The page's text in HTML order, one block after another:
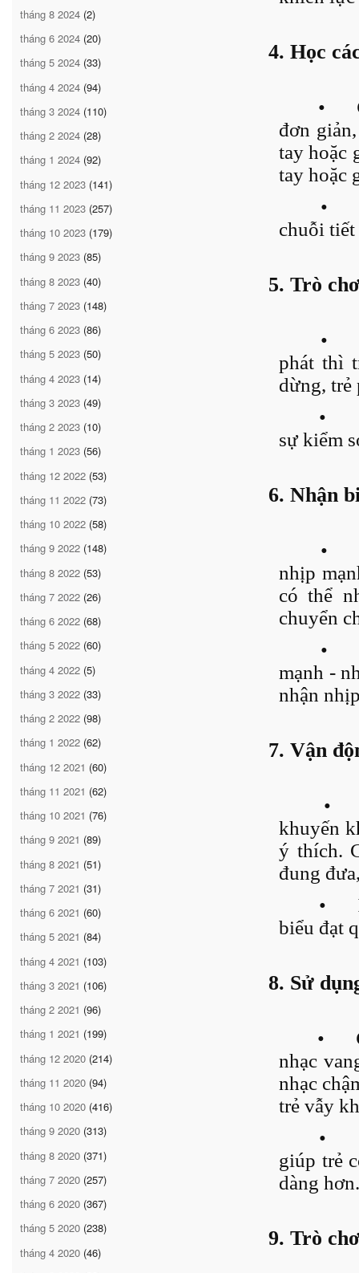
tháng 8 2024 (2)
tháng 6 2024 (20)
tháng 5 2024 (33)
tháng 4 2024 (94)
tháng 3 2024 (110)
tháng 2 2024 (28)
tháng 1 2024 (92)
tháng 12 2023 (141)
tháng 11 2023 (257)
tháng 10 2023 (179)
tháng 9 2023 (85)
tháng 8 2023 (40)
tháng 7 2023 (148)
tháng 6 2023 (86)
tháng 5 2023 (50)
tháng 4 2023 (14)
tháng 3 2023 (49)
tháng 2 2023 (10)
tháng 1 2023 (56)
tháng 12 2022 (53)
tháng 11 2022 (73)
tháng 10 2022 (58)
tháng 9 2022 (148)
tháng 8 2022 (53)
tháng 7 2022 (26)
tháng 6 2022 (68)
tháng 5 2022 (60)
tháng 4 2022 (5)
tháng 3 2022 (33)
tháng 2 2022 (98)
tháng 1 2022 (62)
tháng 12 2021 (60)
tháng 11 2021 (62)
tháng 10 2021 (76)
tháng 9 2021 (89)
tháng 8 2021 (51)
tháng 7 2021 (31)
tháng 6 2021 (60)
tháng 5 2021 (84)
tháng 4 2021 (103)
tháng 3 2021 (106)
tháng 2 2021 (96)
tháng 1 2021 (199)
tháng 12 2020 (214)
tháng 11 2020 (94)
tháng 10 2020 (416)
tháng 9 2020 (313)
tháng 8 2020 (371)
tháng 7 2020 (257)
tháng 6 2020 (367)
tháng 5 2020 (238)
tháng 4 2020 (46)
4. Học
•
đơn
tay hoặc
tay hoặc
•
chuỗi tiết
5. Trò
•
phát thì
dừng, trẻ
•
sự kiểm
6. Nhận
•
nhịp
có thể
chuyển
•
mạnh -
nhận
7. Vận
•
khuyến
ý thích.
đung
•
biểu đạt
8. Sử
•
nhạc
nhạc
trẻ vẫy
•
giúp trẻ
dàng hơn.
9. Trò